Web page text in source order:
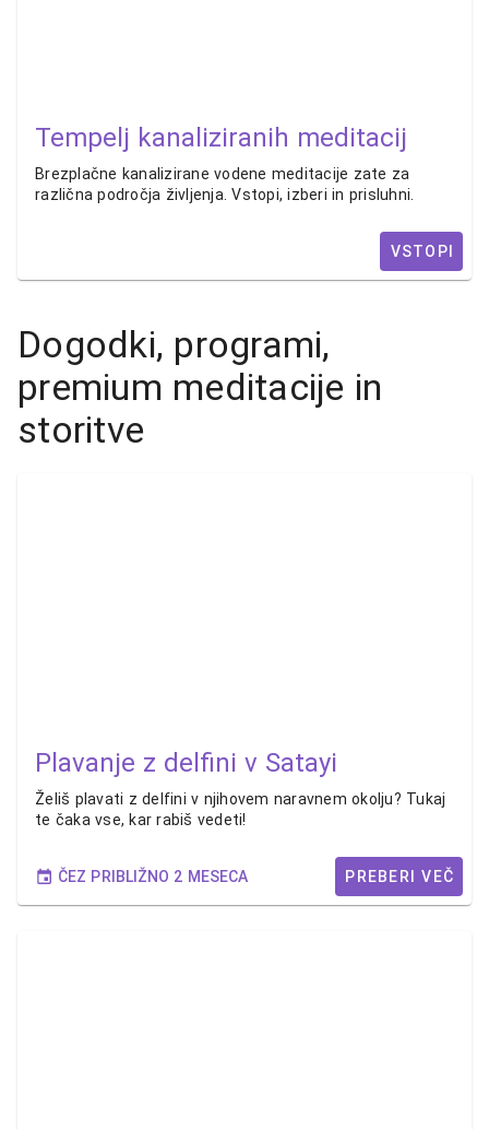
Tempelj kanaliziranih meditacij
Brezplačne kanalizirane vodene meditacije zate za
različna področja življenja. Vstopi, izberi in prisluhni.
VSTOPI
Dogodki, programi,
premium meditacije in
storitve
Plavanje z delfini v Satayi
Želiš plavati z delfini v njihovem naravnem okolju? Tukaj
te čaka vse, kar rabiš vedeti!
ČEZ PRIBLIŽNO 2 MESECA PREBERI VEČ